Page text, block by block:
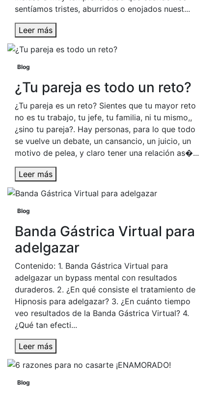
sentíamos tristes, aburridos o enojados nuest...
Leer más
Blog
¿Tu pareja es todo un reto?
¿Tu pareja es un reto? Sientes que tu mayor reto
no es tu trabajo, tu jefe, tu familia, ni tu mismo,,
¿sino tu pareja?. Hay personas, para lo que todo
se vuelve un debate, un cansancio, un juicio, un
motivo de pelea, y claro tener una relación as�...
Leer más
Blog
Banda Gástrica Virtual para
adelgazar
Contenido: 1. Banda Gástrica Virtual para
adelgazar un bypass mental con resultados
duraderos. 2. ¿En qué consiste el tratamiento de
Hipnosis para adelgazar? 3. ¿En cuánto tiempo
veo resultados de la Banda Gástrica Virtual? 4.
¿Qué tan efecti...
Leer más
Blog